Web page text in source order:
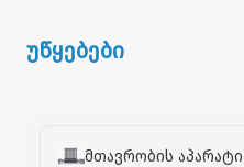
უწყებები
მთავრობის აპარატი